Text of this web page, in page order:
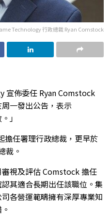
Technology 行政總裁 Ryan Comstock
宣佈委任 Ryan Comstock
一發出公告，表示
」
任署理行政總裁，更早於
裁。
視及評估 Comstock 擔任
其適合長期出任該職位。集
各營運範疇擁有深厚專業知